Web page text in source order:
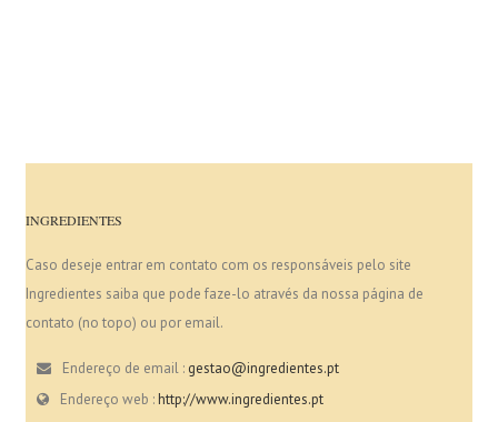
INGREDIENTES
Caso deseje entrar em contato com os responsáveis pelo site
Ingredientes saiba que pode faze-lo através da nossa página de
contato (no topo) ou por email.
Endereço de email : gestao@ingredientes.pt
Endereço web :http://www.ingredientes.pt